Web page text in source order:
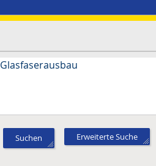
Glasfaserausbau
Suchen Erweiterte Suche